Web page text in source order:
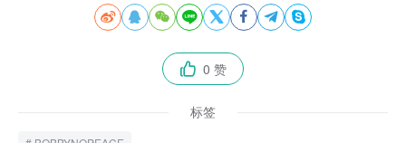
       
 0 赞
标签